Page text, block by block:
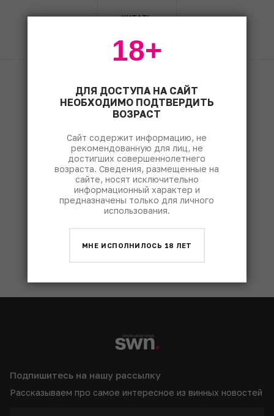
ЧИТАТЬ
Fine & Rare Wine1490
Подпишитесь на нашу рассылку
Рассказываем про самое интересное из винных новостей
ДЛЯ ДОСТУПА НА САЙТ
НЕОБХОДИМО ПОДТВЕРДИТЬ
ВОЗРАСТ
Сайт содержит информацию, не
рекомендованную для лиц, не
достигших совершеннолетнего
возраста. Сведения, размещенные на
сайте, носят исключительно
информационный характер и
предназначены только для личного
использования.
МНЕ ИСПОЛНИЛОСЬ 18 ЛЕТ
18+